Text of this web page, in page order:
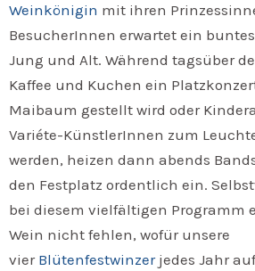
Weinkönigin mit ihren
BesucherInnen erwartet ein
Jung und Alt. Während tagsüber
Kaffee und Kuchen ein
Maibaum gestellt wird oder
Variéte-KünstlerInnen zum
werden, heizen dann abends
den Festplatz ordentlich ein.
bei diesem vielfältigen Programm
Wein nicht fehlen, wofür unsere
vier Blütenfestwinzer jedes Jahr